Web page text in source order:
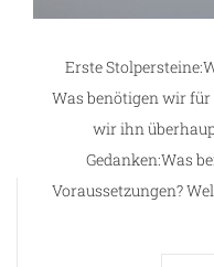
Erste
Was benötigen wir
wir ihn
Gedanken:Was
Voraussetzungen?